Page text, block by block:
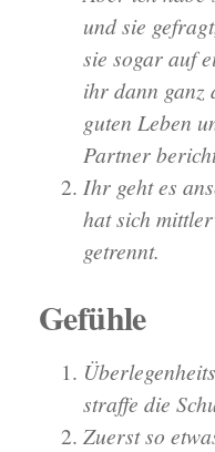
und sie
sie sogar auf
ihr dann ganz
guten Leben
Partner
Ihr geht es
hat sich
getrennt.
Gefühle
straffe die
Zuerst so